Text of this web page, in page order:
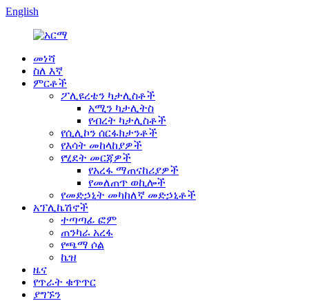
English
መነሻ
ስለ እኛ
ምርቶች
ፖሊዩረቴን ካታሊስቶች
አሚን ካታሊትስ
የብረት ካታሊስቶች
የሲሊኮን ሰርፋክታንቶች
የእሳት መከላከያዎች
የሂደት መርጃዎች
የአረፋ ማጠናከሪያዎች
የመለጠጥ ወኪሎች
የመድኃኒት መካከለኛ መድኃኒቶች
አፕሊኬሽኖች
ተጣጣፊ ፎም
ጠንካራ አረፋ
የጫማ ሶል
ኬዝ
ዜና
የጥራት ቁጥጥር
ያግኙን